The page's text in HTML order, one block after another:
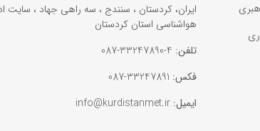
ایران، کردستان ، سنندج ، سه راهی جهاد ، سایت
هواشناسی استان کردستان
تلفن:
فکس:
ایمیل: